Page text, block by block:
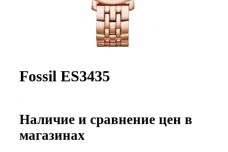
Fossil ES3435
Наличие и сравнение цен в
магазинах